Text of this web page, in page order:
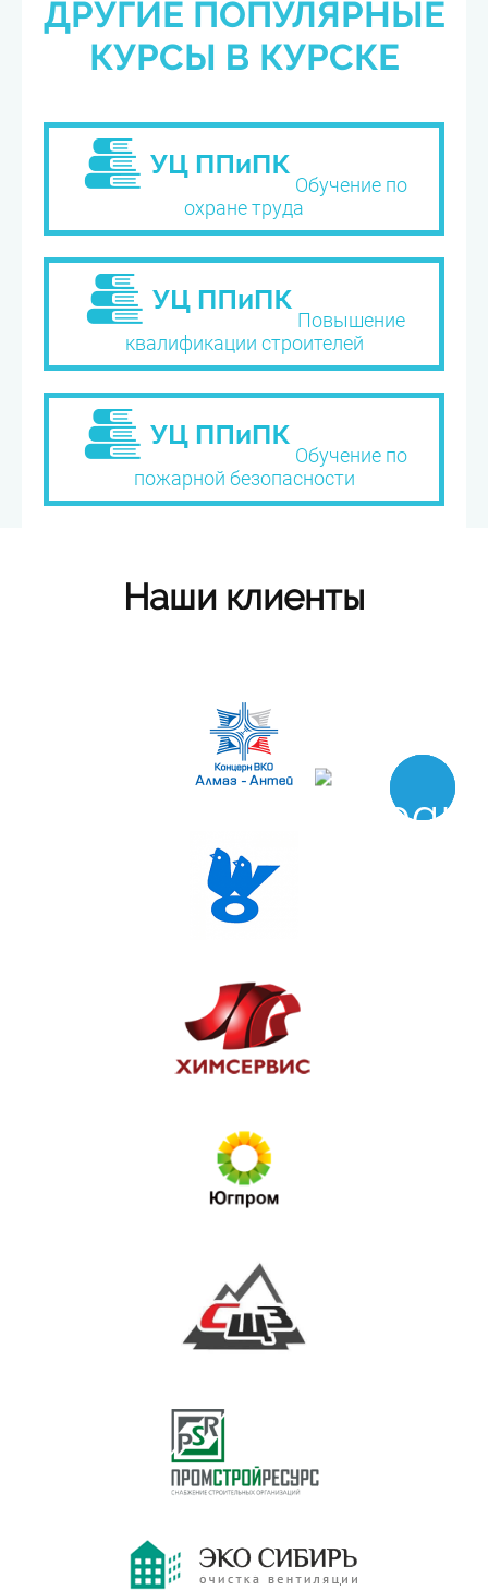
ДРУГИЕ ПОПУЛЯРНЫЕ
КУРСЫ В КУРСКЕ
Обучение по
охране труда
Повышение
квалификации строителей
Обучение по
пожарной безопасности
Наши клиенты